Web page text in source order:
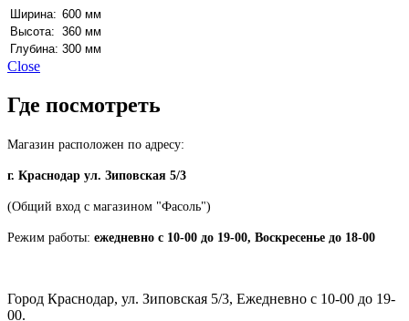
Ширина: 600 мм
Высота: 360 мм
Глубина: 300 мм
Close
Где посмотреть
Магазин расположен по адресу:
г. Краснодар ул. Зиповская 5/3
(Общий вход с магазином "Фасоль")
Режим работы: ежедневно с 10-00 до 19-00, Воскресенье до 18-00
Город Краснодар, ул. Зиповская 5/3, Ежедневно с 10-00 до 19-
00.